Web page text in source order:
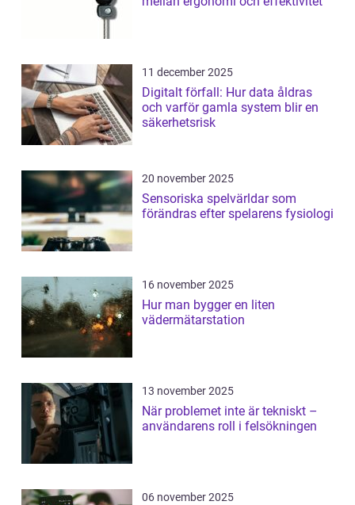
11 december 2025
Digitalt förfall: Hur data åldras
och varför gamla system blir en
säkerhetsrisk
20 november 2025
Sensoriska spelvärldar som
förändras efter spelarens fysiologi
16 november 2025
Hur man bygger en liten
vädermätarstation
13 november 2025
När problemet inte är tekniskt –
användarens roll i felsökningen
06 november 2025